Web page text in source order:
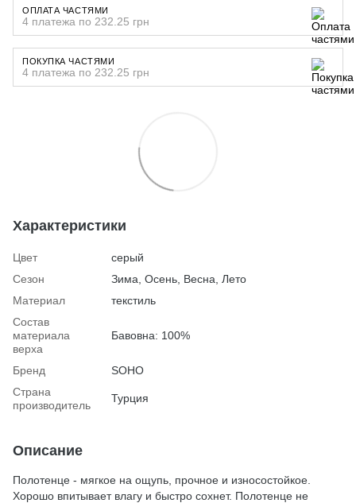
ОПЛАТА ЧАСТЯМИ
4 платежа по 232.25 грн
ПОКУПКА ЧАСТЯМИ
4 платежа по 232.25 грн
Характеристики
Цвет
серый
Сезон
Зима, Осень, Весна, Лето
Материал
текстиль
Состав
материала
верха
Бавовна: 100%
Бренд
SOHO
Страна
производитель
Турция
Описание
Полотенце - мягкое на ощупь, прочное и износостойкое.
Хорошо впитывает влагу и быстро сохнет. Полотенце не